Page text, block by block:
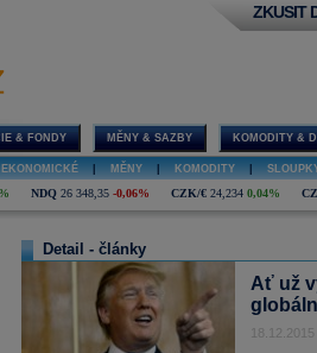
ZKUSIT
& FONDY MĚNY & SAZBY KOMODITY &
EKONOMICKÉ MĚNY KOMODITY
NDQ 26 348,35 -0,06% CZK/€ 24,234 0,04%
Detail - články
Ať už
18.12.2015